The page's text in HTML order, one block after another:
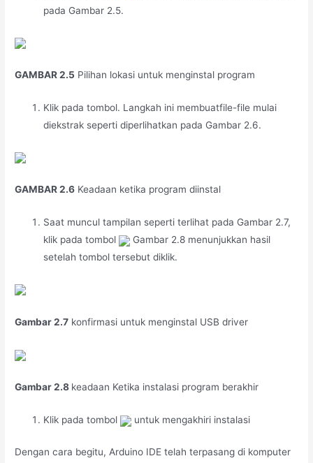
pada Gambar 2.5.
GAMBAR 2.5 Pilihan lokasi untuk menginstal program
Klik pada tombol. Langkah ini membuatfile-file mulai
diekstrak seperti diperlihatkan pada Gambar 2.6.
GAMBAR 2.6 Keadaan ketika program diinstal
Saat muncul tampilan seperti terlihat pada Gambar 2.7,
klik pada tombol
Gambar 2.8 menunjukkan hasil
setelah tombol tersebut diklik.
Gambar 2.7 konfirmasi untuk menginstal USB driver
Gambar 2.8 keadaan Ketika instalasi program berakhir
Klik pada tombol untuk mengakhiri instalasi
Dengan cara begitu, Arduino IDE telah terpasang di komputer